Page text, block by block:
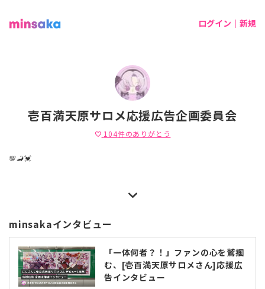
ログイン｜新規
壱百満天原サロメ応援広告企画委員会
favorite 104件のありがとう
💯🦂💓
minsakaインタビュー
「一体何者？！」ファンの心を鷲掴
む、[壱百満天原サロメさん]応援広
告インタビュー